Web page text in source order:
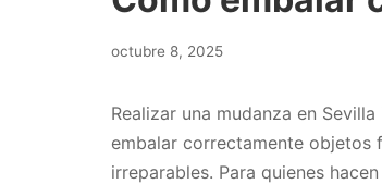
octubre 8, 2025octubre
Realizar una mudanza en
embalar correctamente objetos
irreparables. Para quienes